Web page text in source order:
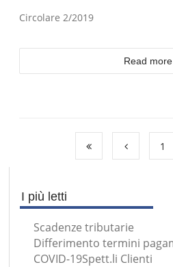
Circolare 2/2019
Read more
1
I più letti
Scadenze tributarie
Differimento termini
COVID-19Spett.li Clienti